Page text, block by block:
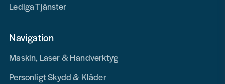
Lediga Tjänster
Navigation
Maskin, Laser & Handverktyg
Personligt Skydd & Kläder